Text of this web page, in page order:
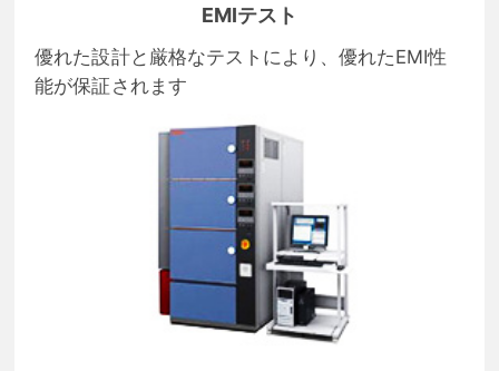
EMIテスト
優れた設計と厳格なテストにより、優れたEMI性
能が保証されます